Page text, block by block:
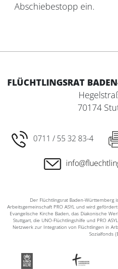
Abschiebestopp ein.
FLÜCHTLINGSRAT
70174
0711 / 55 32 83-4
Der Flüchtlingsrat Baden-Württemberg
Arbeitsgemeinschaft PRO ASYL und wird
Evangelische Kirche Baden, das Diakonische
Stuttgart, die UNO-Flüchtlingshilfe und PRO
Netzwerk zur Integration von Flüchtlingen in
Sozialfonds